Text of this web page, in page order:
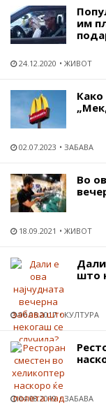
им
24.12.2020 ЖИВОТ
Како
02.07.2023 ЗАБАВА
Во
18.09.2021 ЖИВОТ
Дали
што
06.05.2017 КУЛТУРА
04.08.2019 ЗАБАВА